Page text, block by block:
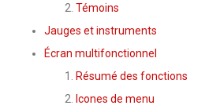
Témoins
Jauges et instruments
Écran multifonctionnel
Résumé des fonctions
Icones de menu